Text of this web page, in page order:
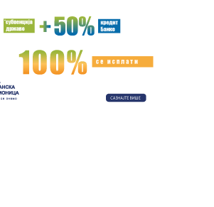
dan, 6. avgust
za Srbiju na EP
UPRKOS OGROMNIM ULAGANJIMA: